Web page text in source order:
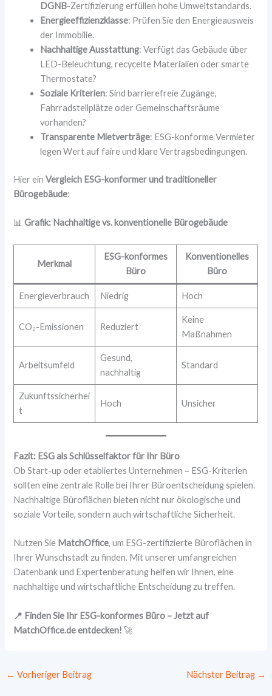
DGNB-Zertifizierung erfüllen hohe Umweltstandards.
Energieeffizienzklasse: Prüfen Sie den Energieausweis
der Immobilie.
Nachhaltige Ausstattung: Verfügt das Gebäude über
LED-Beleuchtung, recycelte Materialien oder smarte
Thermostate?
Soziale Kriterien: Sind barrierefreie Zugänge,
Fahrradstellplätze oder Gemeinschaftsräume
vorhanden?
Transparente Mietverträge: ESG-konforme Vermieter
legen Wert auf faire und klare Vertragsbedingungen.
Hier einVergleich ESG-konformer und traditioneller
Bürogebäude:
📊Grafik: Nachhaltige vs. konventionelle Bürogebäude
Merkmal
ESG-konformes
Büro
Konventionelles
Büro
Energieverbrauch Niedrig Hoch
CO₂-Emissionen Reduziert
Keine
Maßnahmen
Arbeitsumfeld
Gesund,
nachhaltig
Standard
Zukunftssicherhei
t
Hoch Unsicher
Fazit: ESG als Schlüsselfaktor für Ihr Büro
Ob Start-up oder etabliertes Unternehmen – ESG-Kriterien
sollten eine zentrale Rolle bei Ihrer Büroentscheidung spielen.
Nachhaltige Büroflächen bieten nicht nur ökologische und
soziale Vorteile, sondern auch wirtschaftliche Sicherheit.
Nutzen Sie MatchOffice, um ESG-zertifizierte Büroflächen in
Ihrer Wunschstadt zu finden. Mit unserer umfangreichen
Datenbank und Expertenberatung helfen wir Ihnen, eine
nachhaltige und wirtschaftliche Entscheidung zu treffen.
📍 Finden Sie Ihr ESG-konformes Büro – Jetzt auf
MatchOffice.de entdecken! 🚀
← Vorheriger Beitrag Nächster Beitrag →